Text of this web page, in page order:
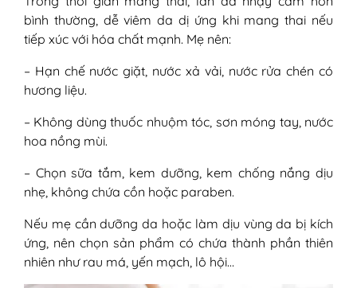
bình thường, dễ viêm da dị ứng khi mang thai nếu
tiếp xúc với hóa chất mạnh. Mẹ nên:
– Hạn chế nước giặt, nước xả vải, nước rửa chén có
hương liệu.
– Không dùng thuốc nhuộm tóc, sơn móng tay, nước
hoa nồng mùi.
– Chọn sữa tắm, kem dưỡng, kem chống nắng dịu
nhẹ, không chứa cồn hoặc paraben.
Nếu mẹ cần dưỡng da hoặc làm dịu vùng da bị kích
ứng, nên chọn sản phẩm có chứa thành phần thiên
nhiên như rau má, yến mạch, lô hội…